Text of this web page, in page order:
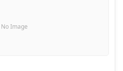
No Image